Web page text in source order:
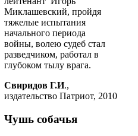
Миклашевский, пройдя
тяжелые испытания
начального периода
войны, волею судеб стал
разведчиком, работал в
глубоком тылу врага.
Свиридов Г.И.,
издательство Патриот, 2010
Чушь собачья